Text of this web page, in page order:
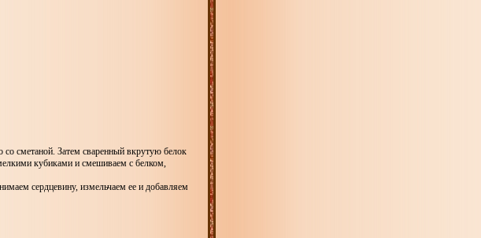
сметаной. Затем сваренный вкрутую белок
кубиками и смешиваем с белком,
сердцевину, измельчаем ее и добавляем